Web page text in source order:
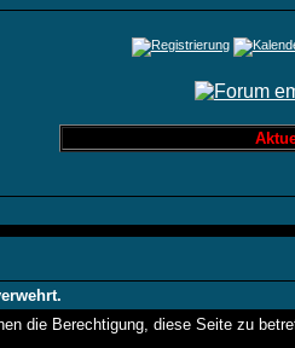
die Berechtigung, diese Seite zu